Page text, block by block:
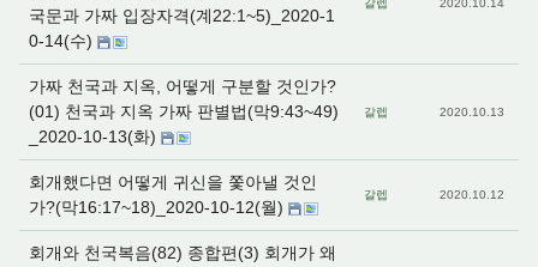
국문과 가짜 입장자격(계22:1~5)_2020-1
0-14(수)
갈렙 2020.10.14
가짜 천국과 지옥, 어떻게 구분할 것인가?
(01) 천국과 지옥 가짜 판별법(막9:43~49)
_2020-10-13(화)
갈렙 2020.10.13
회개했다면 어떻게 귀신을 쫓아낼 것인
가?(막16:17~18)_2020-10-12(월)
갈렙 2020.10.12
회개와 천국복음(82) 종합편(3) 회개가 왜